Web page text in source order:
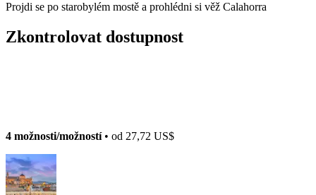
Projdi se po starobylém mostě a prohlédni si věž Calahorra
Zkontrolovat dostupnost
4 možnosti/možností• od 27,72 US$